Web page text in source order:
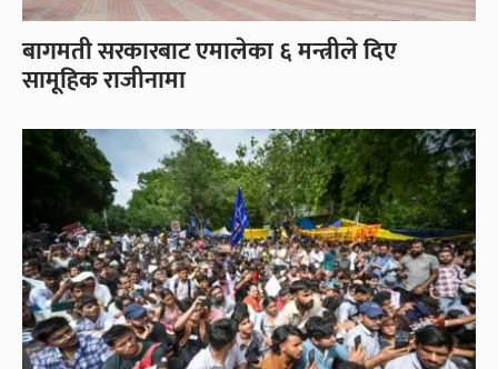
बागमती सरकारबाट एमालेका ६ मन्त्रीले दिए
सामूहिक राजीनामा